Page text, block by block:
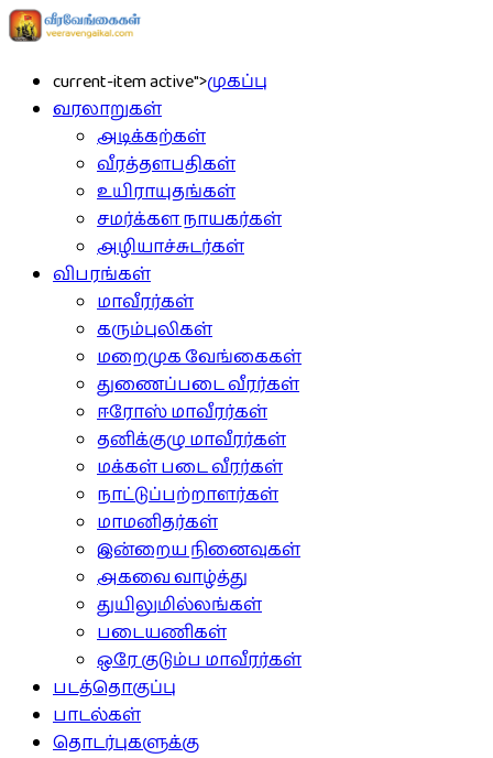
current-item active">முகப்பு
வரலாறுகள்
அடிக்கற்கள்
வீரத்தளபதிகள்
உயிராயுதங்கள்
சமர்க்கள நாயகர்கள்
அழியாச்சுடர்கள்
விபரங்கள்
மாவீரர்கள்
கரும்புலிகள்
மறைமுக வேங்கைகள்
துணைப்படை வீரர்கள்
ஈரோஸ் மாவீரர்கள்
தனிக்குழு மாவீரர்கள்
மக்கள் படை வீரர்கள்
நாட்டுப்பற்றாளர்கள்
மாமனிதர்கள்
இன்றைய நினைவுகள்
அகவை வாழ்த்து
துயிலுமில்லங்கள்
படையணிகள்
ஒரே குடும்ப மாவீரர்கள்
படத்தொகுப்பு
பாடல்கள்
தொடர்புகளுக்கு